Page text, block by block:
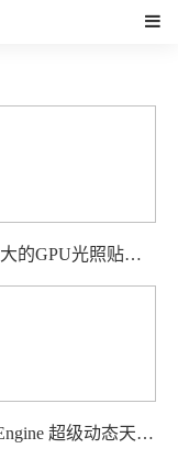
Unity强大的GPU光照贴图工具 Bakery - GPU Lightmapper
Unreal Engine 超级动态天空 - Ultra Dynamic Sky